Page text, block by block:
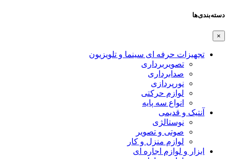
دسته‌بندی‌ها
×
تجهیزات حرفه ای سینما و تلویزیون
تصویربرداری
صدابرداری
نورپردازی
لوازم حرکتی
انواع سه پایه
آنتیک و قدیمی
نوستالژی
صوتی و تصویر
لوازم منزل و کار
ابزار و لوازم اجاره ای